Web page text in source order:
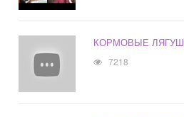
КОРМОВЫЕ
7218